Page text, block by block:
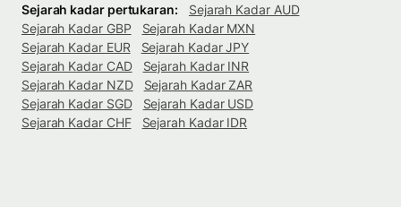
Sejarah kadar pertukaran:
Sejarah Kadar AUD
Sejarah Kadar GBP
Sejarah Kadar MXN
Sejarah Kadar EUR
Sejarah Kadar JPY
Sejarah Kadar CAD
Sejarah Kadar INR
Sejarah Kadar NZD
Sejarah Kadar ZAR
Sejarah Kadar SGD
Sejarah Kadar USD
Sejarah Kadar CHF
Sejarah Kadar IDR